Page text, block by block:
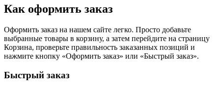
Как оформить заказ
Оформить заказ на нашем сайте легко. Просто добавьте
выбранные товары в корзину, а затем перейдите на страницу
Корзина, проверьте правильность заказанных позиций и
нажмите кнопку «Оформить заказ» или «Быстрый заказ».
Быстрый заказ